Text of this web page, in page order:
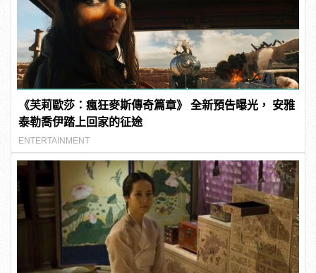
《芙莉歐莎：瘋狂麥斯傳奇篇章》 全新預告曝光， 安雅
泰勒喬伊踏上回家的征途
ENTERTAINMENT